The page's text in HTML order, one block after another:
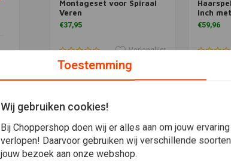
Meer informatie
Montageset voor Spiraal
Veren
€37,95
Verlanglijst
inch
€59,96
Meest bekeken
Toestemming
Wij gebruiken cookies!
Bij Choppershop doen wij er alles aan om jouw
verlopen! Daarvoor gebruiken wij verschillende
jouw bezoek aan onze webshop.